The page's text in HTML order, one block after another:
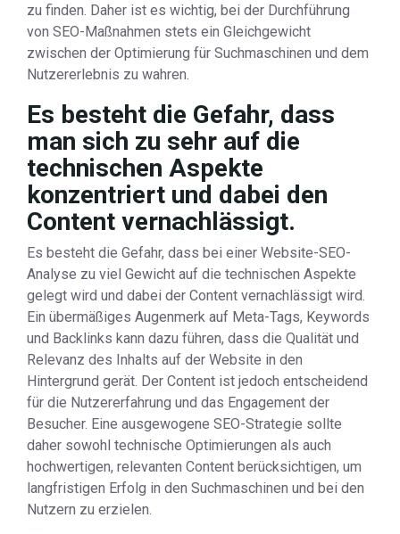
zu finden. Daher ist es wichtig, bei der Durchführung
von SEO-Maßnahmen stets ein Gleichgewicht
zwischen der Optimierung für Suchmaschinen und dem
Nutzererlebnis zu wahren.
Es besteht die Gefahr, dass
man sich zu sehr auf die
technischen Aspekte
konzentriert und dabei den
Content vernachlässigt.
Es besteht die Gefahr, dass bei einer Website-SEO-
Analyse zu viel Gewicht auf die technischen Aspekte
gelegt wird und dabei der Content vernachlässigt wird.
Ein übermäßiges Augenmerk auf Meta-Tags, Keywords
und Backlinks kann dazu führen, dass die Qualität und
Relevanz des Inhalts auf der Website in den
Hintergrund gerät. Der Content ist jedoch entscheidend
für die Nutzererfahrung und das Engagement der
Besucher. Eine ausgewogene SEO-Strategie sollte
daher sowohl technische Optimierungen als auch
hochwertigen, relevanten Content berücksichtigen, um
langfristigen Erfolg in den Suchmaschinen und bei den
Nutzern zu erzielen.